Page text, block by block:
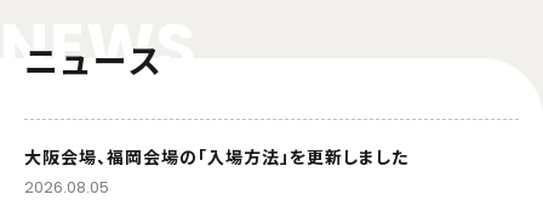
NEWS
ニュース
大阪会場、福岡会場の「入場方法」を更新しました
2026.08.05